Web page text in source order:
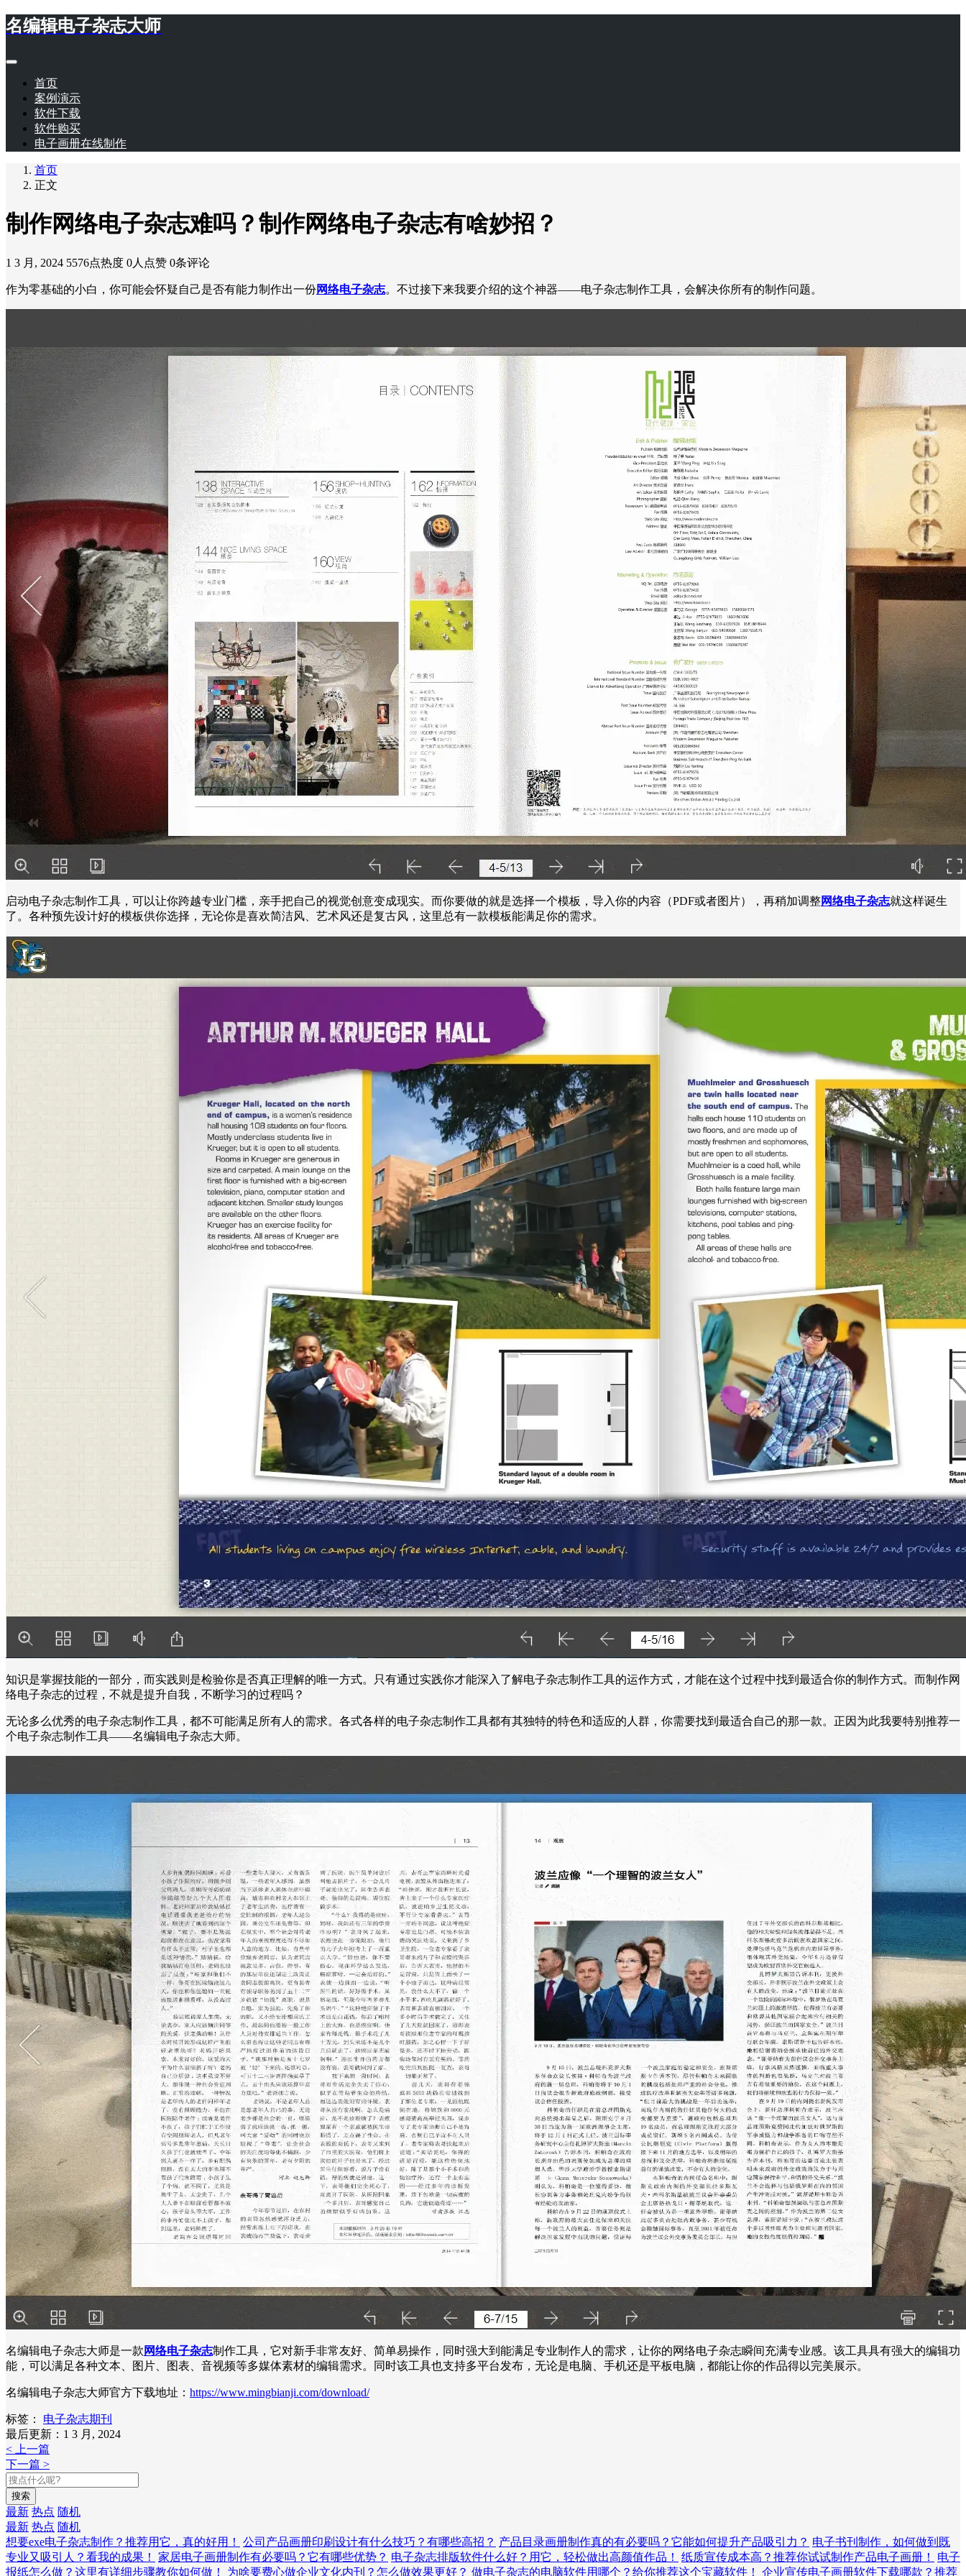
名编辑电子杂志大师
首页
案例演示
软件下载
软件购买
电子画册在线制作
首页
正文
制作网络电子杂志难吗？制作网络电子杂志有啥妙招？
1 3 月, 2024 5576点热度 0人点赞 0条评论
作为零基础的小白，你可能会怀疑自己是否有能力制作出一份网络电子杂志。不过接下来我要介绍的这个神器——电子杂志制作工具，会解决你所有的制作问题。
启动电子杂志制作工具，可以让你跨越专业门槛，亲手把自己的视觉创意变成现实。而你要做的就是选择一个模板，导入你的内容（PDF或者图片），再稍加调整网络电子杂志就这样诞生
了。各种预先设计好的模板供你选择，无论你是喜欢简洁风、艺术风还是复古风，这里总有一款模板能满足你的需求。
知识是掌握技能的一部分，而实践则是检验你是否真正理解的唯一方式。只有通过实践你才能深入了解电子杂志制作工具的运作方式，才能在这个过程中找到最适合你的制作方式。而制作网
络电子杂志的过程，不就是提升自我，不断学习的过程吗？
无论多么优秀的电子杂志制作工具，都不可能满足所有人的需求。各式各样的电子杂志制作工具都有其独特的特色和适应的人群，你需要找到最适合自己的那一款。正因为此我要特别推荐一
个电子杂志制作工具——名编辑电子杂志大师。
名编辑电子杂志大师是一款 网络电子杂志制作工具，它对新手非常友好、简单易操作，同时强大到能满足专业制作人的需求，让你的网络电子杂志瞬间充满专业感。该工具具有强大的编辑功
能，可以满足各种文本、图片、图表、音视频等多媒体素材的编辑需求。同时该工具也支持多平台发布，无论是电脑、手机还是平板电脑，都能让你的作品得以完美展示。
名编辑电子杂志大师官方下载地址： https://www.mingbianji.com/download/
标签：
电子杂志期刊
最后更新：1 3 月, 2024
< 上一篇
下一篇 >
搜索
最新 热点 随机
最新 热点 随机
想要exe电子杂志制作？推荐用它，真的好用！
公司产品画册印刷设计有什么技巧？有哪些高招？ 产品目录画册制作真的有必要吗？它能如何提升产品吸引力？ 电子书刊制作，如何做到既
专业又吸引人？看我的成果！
家居电子画册制作有必要吗？它有哪些优势？ 电子杂志排版软件什么好？用它，轻松做出高颜值作品！ 纸质宣传成本高？推荐你试试制作产品电子画册！
电子
报纸怎么做？这里有详细步骤教你如何做！
为啥要费心做企业文化内刊？怎么做效果更好？ 做电子杂志的电脑软件用哪个？给你推荐这个宝藏软件！ 企业宣传电子画册软件下载哪款？推荐